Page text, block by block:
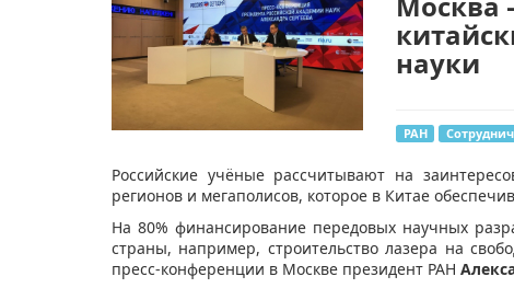
науки
РАН
​Российские учёные рассчитывают на
регионов и мегаполисов, которое в Китае
На 80% финансирование передовых научных
страны, например, строительство лазера на
пресс-конференции в Москве президент РАН